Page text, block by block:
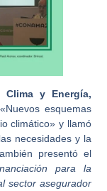
Clima y Energía,
esquemas
climático» y llamó
necesidades y la
presentó el
para la
sector asegurador